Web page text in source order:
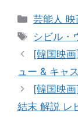
카
테
리
芸能人
태
그
シビル・
[韓国映
ュー & キャ
[韓国映
結末 解説 レ